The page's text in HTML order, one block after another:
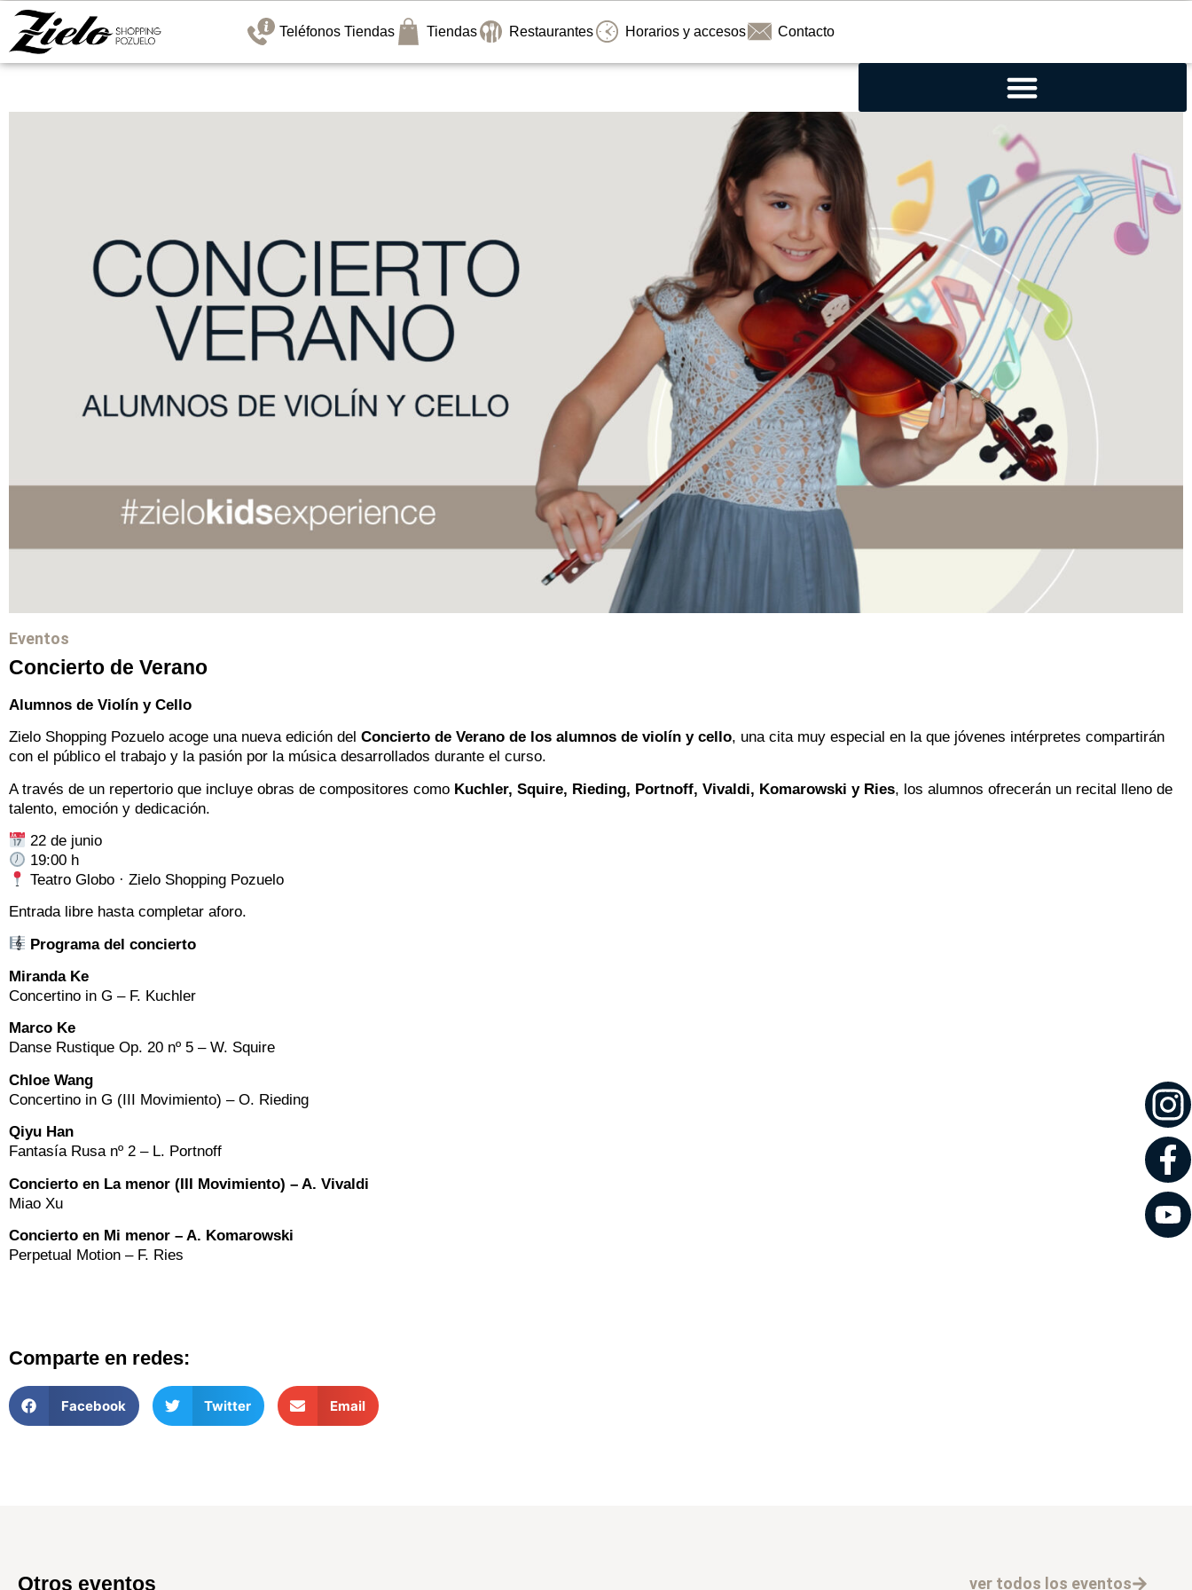
Teléfonos Tiendas Tiendas Restaurantes Horarios y accesos Contacto
Eventos
Concierto de Verano
Alumnos de Violín y Cello
Zielo Shopping Pozuelo acoge una nueva edición del Concierto de Verano de los alumnos de violín y cello, una cita muy especial en la que jóvenes intérpretes compartirán
con el público el trabajo y la pasión por la música desarrollados durante el curso.
A través de un repertorio que incluye obras de compositores como Kuchler, Squire, Rieding, Portnoff, Vivaldi, Komarowski y Ries, los alumnos ofrecerán un recital lleno de
talento, emoción y dedicación.
22 de junio
19:00 h
Teatro Globo · Zielo Shopping Pozuelo
Entrada libre hasta completar aforo.
Programa del concierto
Miranda Ke
Concertino in G – F. Kuchler
Marco Ke
Danse Rustique Op. 20 nº 5 – W. Squire
Chloe Wang
Concertino in G (III Movimiento) – O. Rieding
Qiyu Han
Fantasía Rusa nº 2 – L. Portnoff
Concierto en La menor (III Movimiento) – A. Vivaldi
Miao Xu
Concierto en Mi menor – A. Komarowski
Perpetual Motion – F. Ries
Comparte en redes:
Facebook Twitter Email
Otros eventos ver todos los eventos